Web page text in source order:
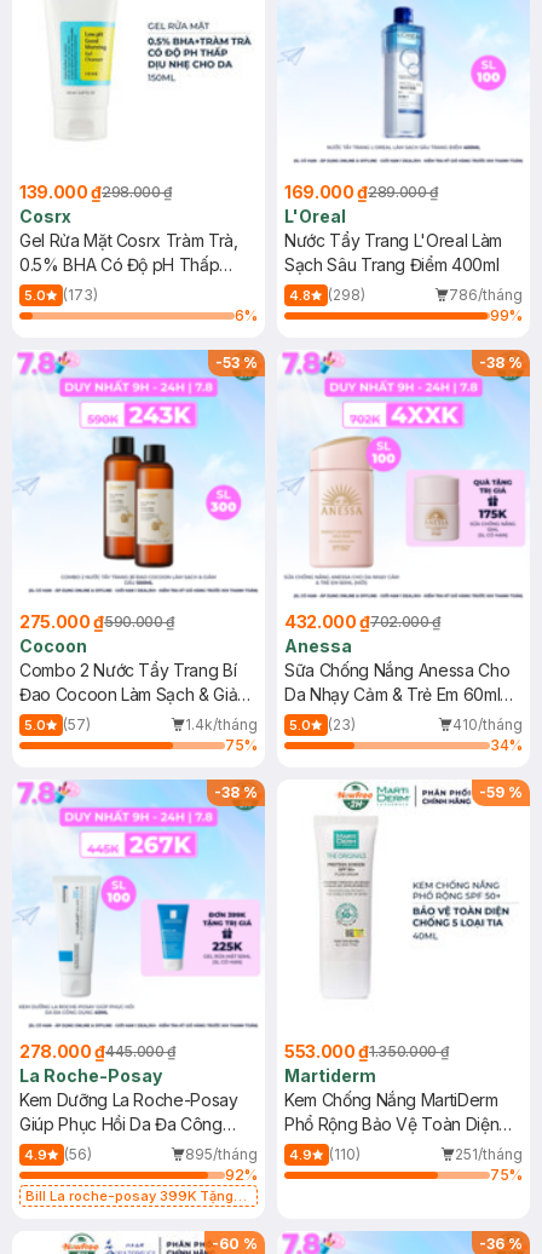
139.000 ₫298.000 ₫
Cosrx
Gel Rửa Mặt Cosrx Tràm Trà,
0.5% BHA Có Độ pH Thấp
150ml
5.0
(173)
6%
169.000 ₫289.000 ₫
L'Oreal
Nước Tẩy Trang L'Oreal Làm
Sạch Sâu Trang Điểm 400ml
4.8 (298)
786/tháng
99%
-53%
275.000 ₫590.000 ₫
Cocoon
Combo 2 Nước Tẩy Trang Bí
Đao Cocoon Làm Sạch & Giảm
Dầu 500ml
5.0 (57)
1.4k/tháng
75%
-38%
432.000 ₫702.000 ₫
Anessa
Sữa Chống Nắng Anessa Cho
Da Nhạy Cảm & Trẻ Em 60ml
(Mới)
5.0 (23)
410/tháng
34%
-38%
278.000 ₫445.000 ₫
La Roche-Posay
Kem Dưỡng La Roche-Posay
Giúp Phục Hồi Da Đa Công
Dụng 40ml
4.9 (56)
895/tháng
92%
Bill La roche-posay 399K Tặng
(SL có hạn)
-59 %
553.000 ₫1.350.000 ₫
Martiderm
Kem Chống Nắng MartiDerm
Phổ Rộng Bảo Vệ Toàn Diện
40ml
4.9 (110)
251/tháng
75%
-60 % -36%